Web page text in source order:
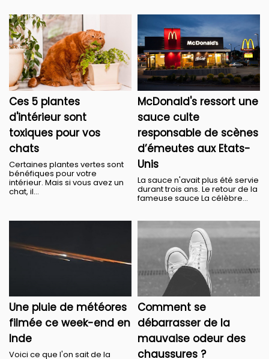
Ces 5 plantes
d'intérieur sont
toxiques pour vos
chats
Certaines plantes vertes sont
bénéfiques pour votre
intérieur. Mais si vous avez un
chat, il...
McDonald's ressort une
sauce culte
responsable de scènes
d’émeutes aux Etats-
Unis
La sauce n'avait plus été servie
durant trois ans. Le retour de la
fameuse sauce La célèbre...
Une pluie de météores
filmée ce week-end en
Inde
Voici ce que l'on sait de la
Comment se
débarrasser de la
mauvaise odeur des
chaussures ?